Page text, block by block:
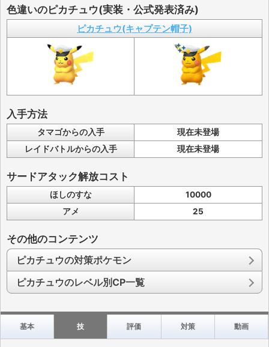
色違いのピカチュウ(実装・公式発表済み)
ピカチュウ(キャプテン帽子)
入手方法
タマゴからの入手
現在未登場
レイドバトルからの入手
現在未登場
サードアタック解放コスト
ほしのすな
10000
アメ
25
その他のコンテンツ
ピカチュウの対策ポケモン
ピカチュウのレベル別CP一覧
基本 技 評価 対策 動画